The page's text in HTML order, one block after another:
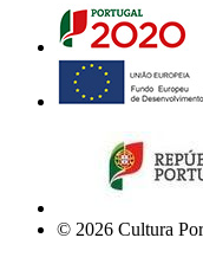
© 2026 Cultura